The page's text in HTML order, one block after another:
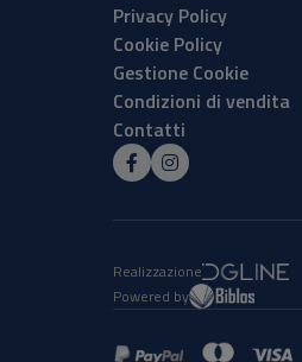
Privacy Policy
Cookie Policy
Gestione Cookie
Condizioni di vendita
Contatti
Realizzazione
Powered by